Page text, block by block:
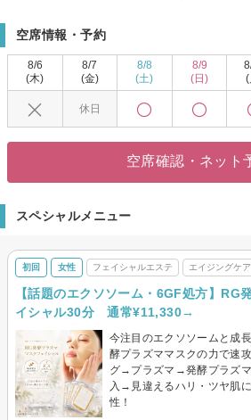
て当店をご利用いただいており、嬉しいお声を
す！
肌と自律神経専門の研究部と提携しているから
お肌やお身体の老化・トラブルの原因である細
最後に辿り着くのはココ◎
あなたも最後の挑戦をしてみませんか？？
本気で改善したい方大歓迎◎
ぜひ最後の砦にお越しください。
貴女のかかりつけサロンを見つけませんか。
空席情報・予約
8/6
(木)
8/7
(金)
休日
8/8
(土)
8/9
(日)
(
空席確認・ネット
スペシャルメニュー
初回 女性 フェイシャルエステ エイジングケ
【話題のエクソソーム・6GF処方】RG
イシャル30分 通常¥11,330→
今注目のエクソソームと成
酵プラズママスクの力で速
グ→プラズマ→発酵プラズ
入→見違えるハリ・ツヤ肌
性！